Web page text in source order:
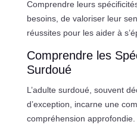
Comprendre leurs
besoins, de valoriser leur
réussites pour les aider à
Comprendre les
Surdoué
L’adulte surdoué, souvent
d’exception, incarne une
compréhension